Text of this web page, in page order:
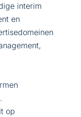
interim
en
op